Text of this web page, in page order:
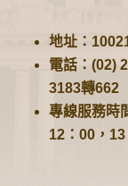
地址：
電話：(02)
3183轉662
專線服務時
12：00，13